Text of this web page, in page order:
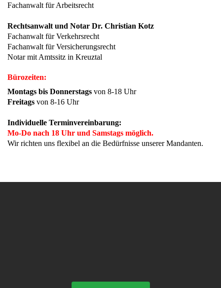
Fachanwalt für Arbeitsrecht
Rechtsanwalt und Notar Dr. Christian Kotz
Fachanwalt für Verkehrsrecht
Fachanwalt für Versicherungsrecht
Notar mit Amtssitz in Kreuztal
Bürozeiten:
Montags bis Donnerstags von 8-18 Uhr
Freitags von 8-16 Uhr
Individuelle Terminvereinbarung:
Mo-Do nach 18 Uhr und Samstags möglich.
Wir richten uns flexibel an die Bedürfnisse unserer Mandanten.